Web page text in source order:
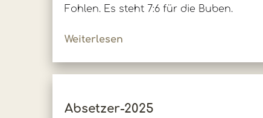
Fohlen. Es steht 7:6 für die Buben.
Weiterlesen
Absetzer-2025